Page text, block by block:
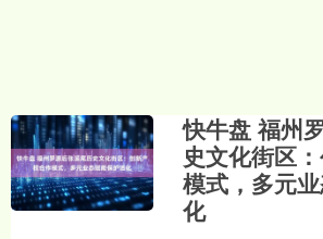
快牛盘 福州
史文化街区
模式，多元
化